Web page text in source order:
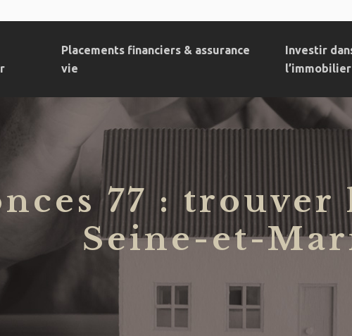
Placements financiers & assurance
vie
Investir
l’immobilier
77 :
Seine-et-